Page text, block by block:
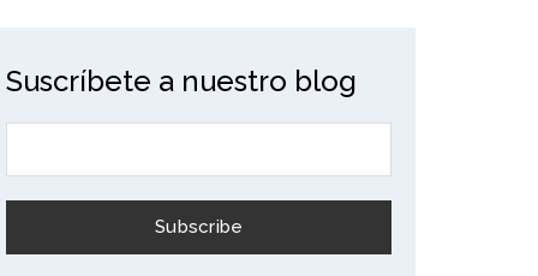
Suscríbete a nuestro blog